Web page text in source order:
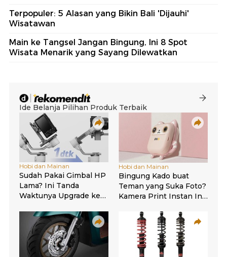
Terpopuler: 5 Alasan yang Bikin Bali 'Dijauhi'
Wisatawan
Main ke Tangsel Jangan Bingung, Ini 8 Spot
Wisata Menarik yang Sayang Dilewatkan